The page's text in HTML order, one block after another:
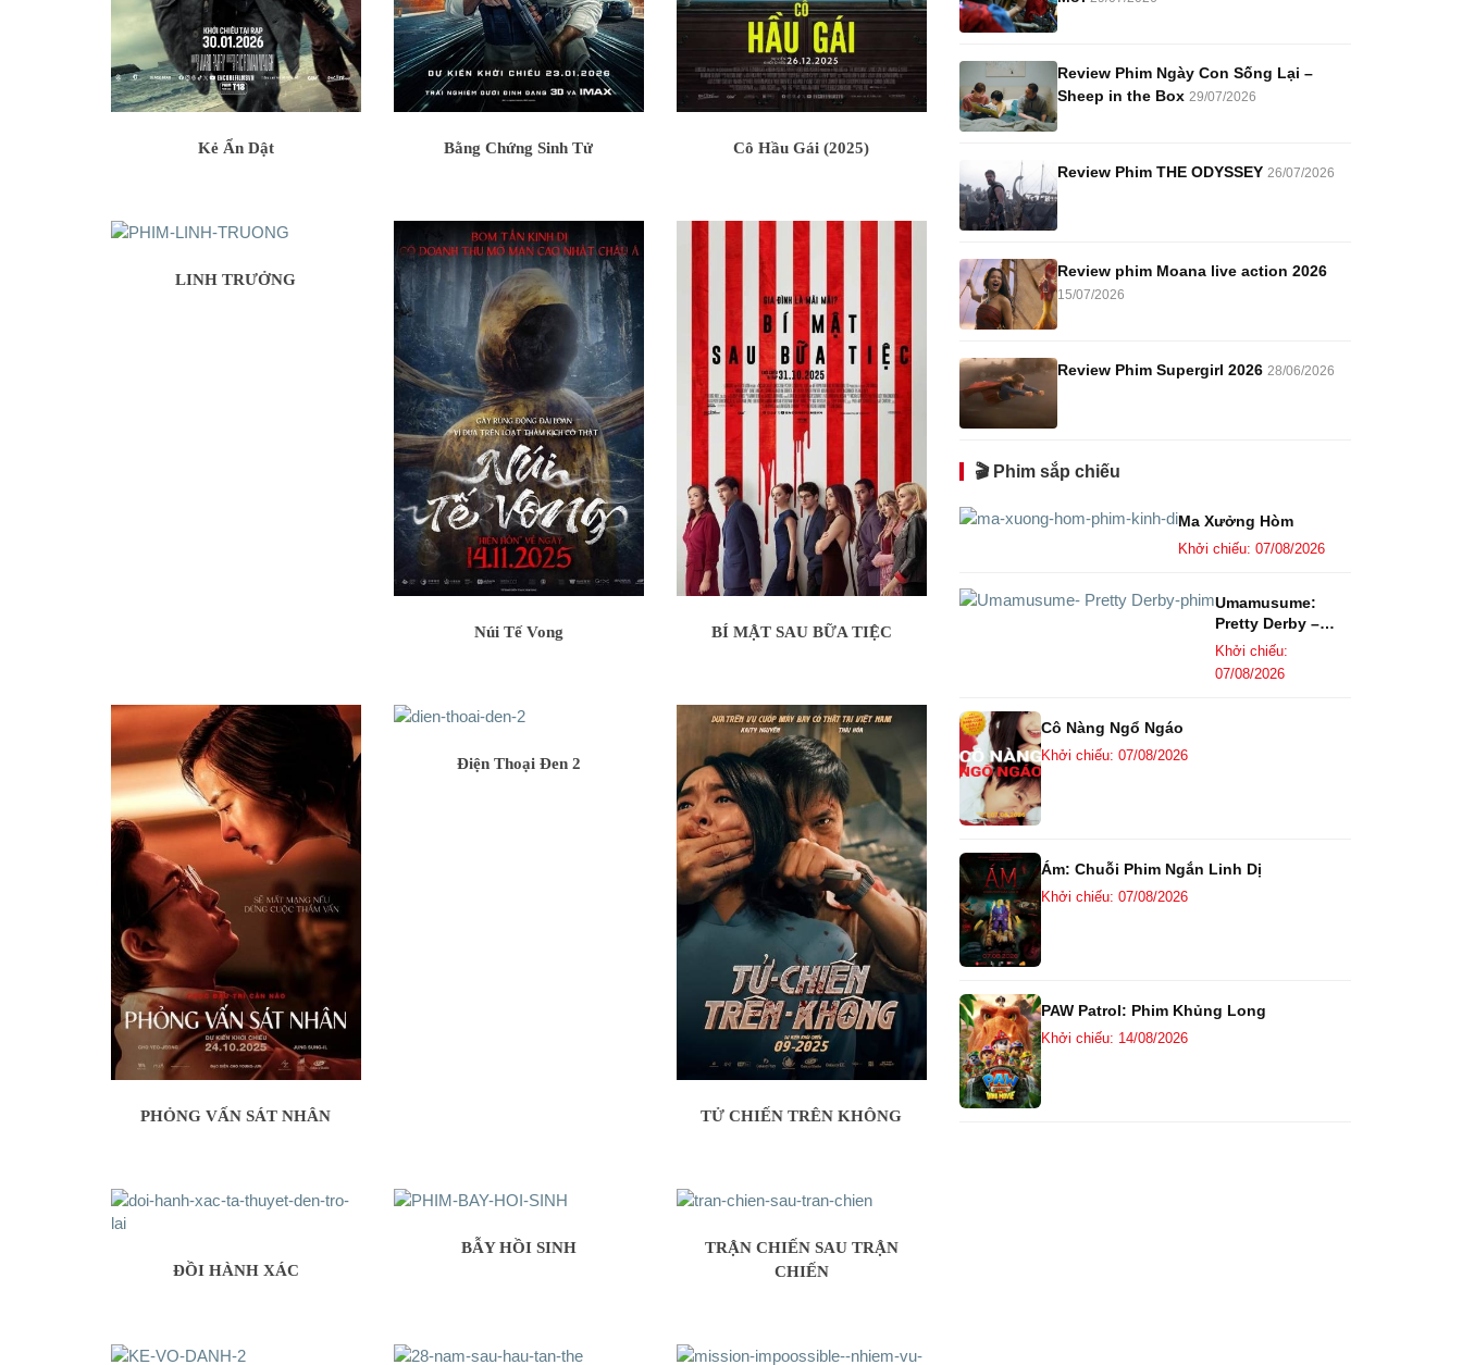
Kẻ Ẩn Dật Bằng Chứng Sinh Tử Cô Hầu Gái (2025)
LINH TRƯỞNG
Núi Tế Vong BÍ MẬT SAU BỮA TIỆC
PHỎNG VẤN SÁT NHÂN
Điện Thoại Đen 2
TỬ CHIẾN TRÊN KHÔNG
ĐỒI HÀNH XÁC
BẪY HỒI SINH
TRẬN CHIẾN SAU TRẬN
CHIẾN
Review Phim Ngày Con Sống Lại –
Sheep in the Box 29/07/2026
Review Phim THE ODYSSEY 26/07/2026
Review phim Moana live action 2026
15/07/2026
Review Phim Supergirl 2026 28/06/2026
🎬 Phim sắp chiếu
Ma Xưởng Hòm
Khởi chiếu: 07/08/2026
Umamusume:
Pretty Derby –
Khởi Đầu Kỷ
Nguyên Mới
Khởi chiếu:
07/08/2026
Cô Nàng Ngổ Ngáo
Khởi chiếu: 07/08/2026
Ám: Chuỗi Phim Ngắn Linh Dị
Khởi chiếu: 07/08/2026
PAW Patrol: Phim Khủng Long
Khởi chiếu: 14/08/2026